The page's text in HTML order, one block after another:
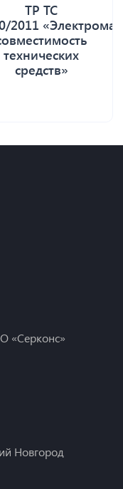
ТР ТС
2011
технических
средств»
«Серконс»
Новгород